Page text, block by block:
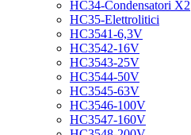
HC34-Condensatori X2
HC35-Elettrolitici
HC3541-6,3V
HC3542-16V
HC3543-25V
HC3544-50V
HC3545-63V
HC3546-100V
HC3547-160V